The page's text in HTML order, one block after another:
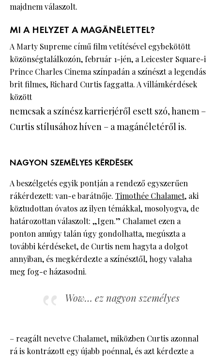
majdnem válaszolt.
MI A HELYZET A MAGÁNÉLETTEL?
A Marty Supreme című film vetítésével egybekötött
közönségtalálkozón, február 1-jén, a Leicester Square-i
Prince Charles Cinema színpadán a színészt a legendás
brit filmes, Richard Curtis faggatta. A villámkérdések
között
nemcsak a színész karrierjéről esett szó, hanem –
Curtis stílusához híven – a magánéletéről is.
NAGYON SZEMÉLYES KÉRDÉSEK
A beszélgetés egyik pontján a rendező egyszerűen
rákérdezett: van-e barátnője. Timothée Chalamet, aki
köztudottan óvatos az ilyen témákkal, mosolyogva, de
határozottan válaszolt: „Igen.” Chalamet ezen a
ponton amúgy talán úgy gondolhatta, megúszta a
további kérdéseket, de Curtis nem hagyta a dolgot
annyiban, és megkérdezte a színésztől, hogy valaha
meg fog-e házasodni.
Wow… ez nagyon személyes
– reagált nevetve Chalamet, miközben Curtis azonnal
rá is kontrázott egy újabb poénnal, és azt kérdezte a